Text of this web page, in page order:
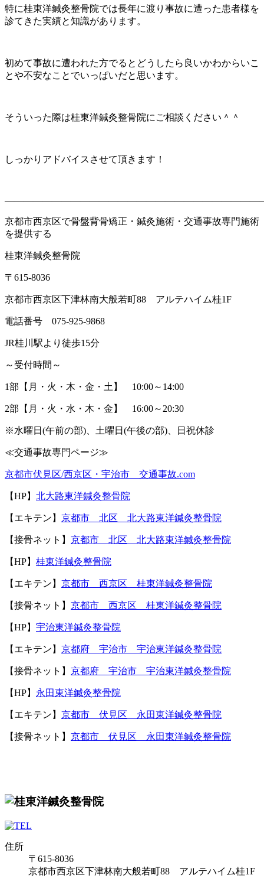
特に桂東洋鍼灸整骨院では長年に渡り事故に遭った患者様を
診てきた実績と知識があります。
初めて事故に遭われた方でるとどうしたら良いかわからいこ
とや不安なことでいっぱいだと思います。
そういった際は桂東洋鍼灸整骨院にご相談ください＾＾
しっかりアドバイスさせて頂きます！
京都市西京区で骨盤背骨矯正・鍼灸施術・交通事故専門施術
を提供する
桂東洋鍼灸整骨院
〒 615-8036
京都市西京区下津林南大般若町88 アルテハイム桂1F
電話番号 075-925-9868
JR桂川駅より徒歩15分
～受付時間～
1部【月・火・木・金・土】 10:00～ 14:00
2部【月・火・水・木・金】 16:00～ 20:30
※水曜日 (午前の部) 、土曜日 (午後の部) 、日祝休診
≪交通事故専門ページ≫
京都市伏見区/西京区・宇治市 交通事故.com
【HP】 北大路東洋鍼灸整骨院
【エキテン】 京都市 北区 北大路東洋鍼灸整骨院
【接骨ネット】 京都市 北区 北大路東洋鍼灸整骨院
【HP】 桂東洋鍼灸整骨院
【エキテン】 京都市 西京区 桂東洋鍼灸整骨院
【接骨ネット】 京都市 西京区 桂東洋鍼灸整骨院
【HP】 宇治東洋鍼灸整骨院
【エキテン】 京都府 宇治市 宇治東洋鍼灸整骨院
【接骨ネット】 京都府 宇治市 宇治東洋鍼灸整骨院
【HP】 永田東洋鍼灸整骨院
【エキテン】 京都市 伏見区 永田東洋鍼灸整骨院
【接骨ネット】 京都市 伏見区 永田東洋鍼灸整骨院
住所
〒615-8036
京都市西京区下津林南大般若町88 アルテハイム桂1F